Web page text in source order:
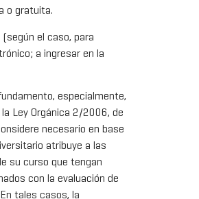
o gratuita.
el caso, para
a ingresar en la
especialmente,
Ley Orgánica 2/2006, de
necesario en base
atribuye a las
su curso que tengan
con la evaluación de
tales casos, la